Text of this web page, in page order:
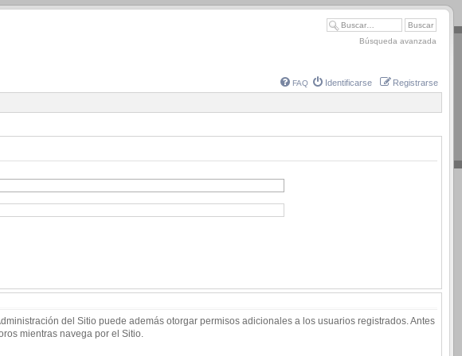
Búsqueda avanzada
FAQ Identificarse Registrarse
del Sitio puede además otorgar permisos adicionales a los usuarios registrados. Antes
mientras navega por el Sitio.